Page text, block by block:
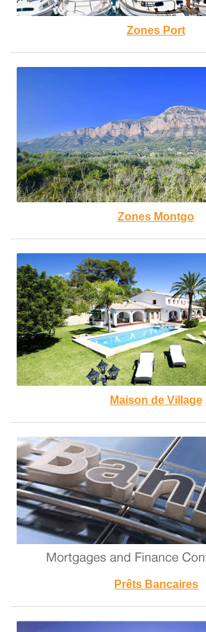
Zones Port
Zones Montgo
Maison de Village
Prêts Bancaires